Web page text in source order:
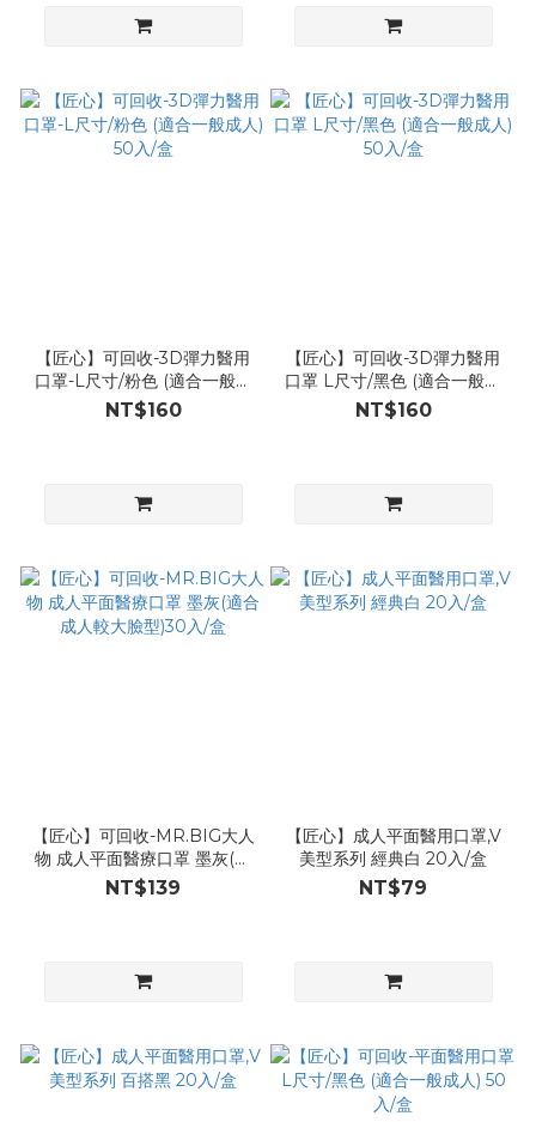
【匠心】可回收-3D彈力醫用
口罩-L尺寸/粉色 (適合一般成
人) 50入/盒
NT$160
【匠心】可回收-3D彈力醫用
口罩 L尺寸/黑色 (適合一般成
人) 50入/盒
NT$160
【匠心】可回收-MR.BIG大人
物 成人平面醫療口罩 墨灰(適
合成人較大臉型)30入/盒
NT$139
【匠心】成人平面醫用口罩,V
美型系列 經典白 20入/盒
NT$79